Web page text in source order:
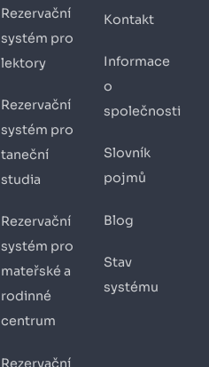
Rezervační
systém pro
lektory
Rezervační
systém pro
taneční
studia
Rezervační
systém pro
mateřské a
rodinné
centrum
Rezervační
Kontakt
Informace
o
společnosti
Slovník
pojmů
Blog
Stav
systému